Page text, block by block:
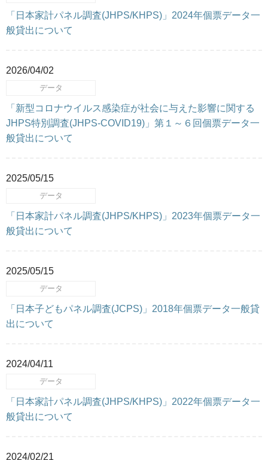
「日本家計パネル調査(JHPS/KHPS)」2024年個票データ一
般貸出について
2026/04/02
データ
「新型コロナウイルス感染症が社会に与えた影響に関する
JHPS特別調査(JHPS-COVID19)」第１～６回個票データ一
般貸出について
2025/05/15
データ
「日本家計パネル調査(JHPS/KHPS)」2023年個票データ一
般貸出について
2025/05/15
データ
「日本子どもパネル調査(JCPS)」2018年個票データ一般貸
出について
2024/04/11
データ
「日本家計パネル調査(JHPS/KHPS)」2022年個票データ一
般貸出について
2024/02/21